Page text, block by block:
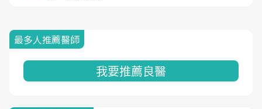
最多人推薦醫師
我要推薦良醫